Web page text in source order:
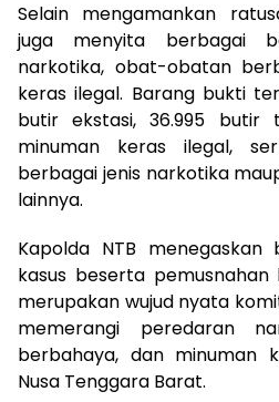
Selain mengamankan
juga menyita berbagai
narkotika, obat-obatan
keras ilegal. Barang bukti
butir ekstasi, 36.995 butir
minuman keras ilegal,
berbagai jenis narkotika
lainnya.
Kapolda NTB menegaskan
kasus beserta
merupakan wujud nyata
memerangi peredaran
berbahaya, dan minuman
Nusa Tenggara Barat.